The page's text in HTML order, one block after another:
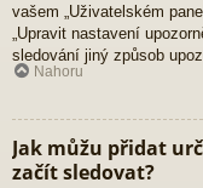
vašem „Uživatelském
„Upravit nastavení
sledování jiný způsob
Nahoru
Jak můžu přidat
začít sledovat?